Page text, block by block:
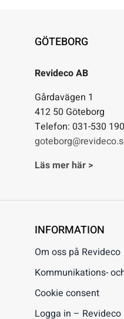
GÖTEBORG
Revideco AB
Gårdavägen 1
412 50 Göteborg
Telefon: 031-530 190
Läs mer här >
INFORMATION
Om oss på Revideco
Kommunikations-
Cookie consent
Logga in – Revideco